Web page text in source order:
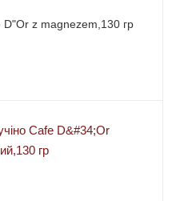
D"Or z magnezem,130 гр